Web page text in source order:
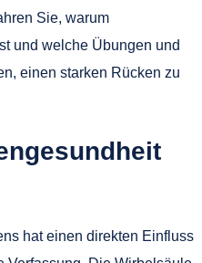
Sie, warum
und welche Übungen und
einen starken Rücken zu
hat einen direkten Einfluss